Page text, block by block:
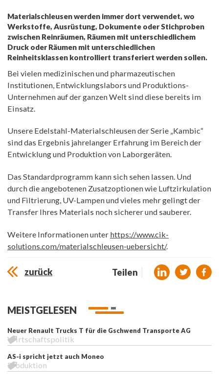
Materialschleusen werden immer dort verwendet, wo
Werkstoffe, Ausrüstung, Dokumente oder Stichproben
zwischen Reinräumen, Räumen mit unterschiedlichem
Druck oder Räumen mit unterschiedlichen
Reinheitsklassen kontrolliert transferiert werden sollen.
Bei vielen medizinischen und pharmazeutischen
Institutionen, Entwicklungslabors und Produktions-
Unternehmen auf der ganzen Welt sind diese bereits im
Einsatz.
Unsere Edelstahl-Materialschleusen der Serie „Kambic“
sind das Ergebnis jahrelanger Erfahrung im Bereich der
Entwicklung und Produktion von Laborgeräten.
Das Standardprogramm kann sich sehen lassen. Und
durch die angebotenen Zusatzoptionen wie Luftzirkulation
und Filtrierung, UV-Lampen und vieles mehr gelingt der
Transfer Ihres Materials noch sicherer und sauberer.
Weitere Informationen unter https://www.cik-
solutions.com/materialschleusen-uebersicht/.
zurück Teilen
MEISTGELESEN
Neuer Renault Trucks T für die Gschwend Transporte AG
Wirtschaftspolitik
AS-i spricht jetzt auch Moneo
Produktion